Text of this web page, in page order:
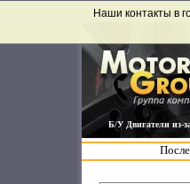
Б/У Двигатели из-
Наши контакты в